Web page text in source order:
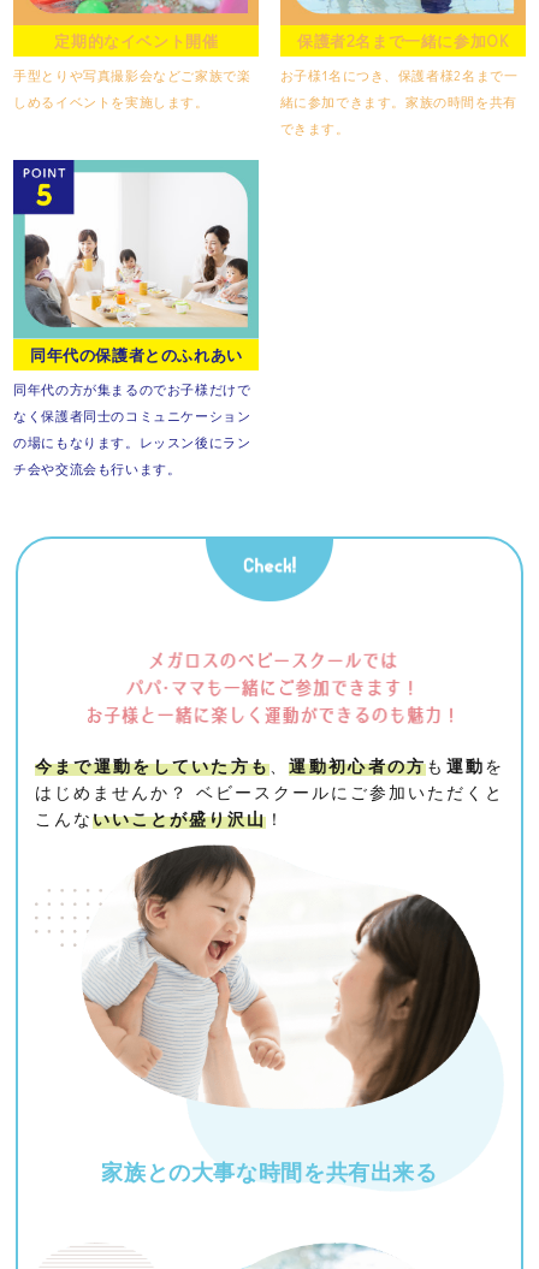
定期的なイベント開催
手型とりや写真撮影会などご家族で楽
しめるイベントを実施します。
保護者2名まで一緒に参加OK
お子様1名につき、保護者様2名まで一
緒に参加できます。 家族の時間を共有
できます。
同年代の保護者とのふれあい
同年代の方が集まるのでお子様だけで
なく保護者同士のコミュニケーション
の場にもなります。 レッスン後にラン
チ会や交流会も行います。
今まで運動をしていた方も 、運動初心者の方も 運動を
はじめませんか？
ベビースクールにご参加いただくと
こんないいことが盛り沢山！
家族との大事な時間を共有出来る